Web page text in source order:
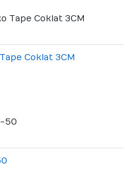
Coklat 3CM